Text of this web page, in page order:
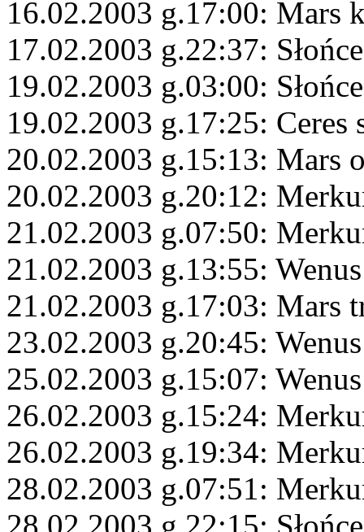
16.02.2003 g.17:00: Mars
17.02.2003 g.22:37:
19.02.2003 g.03:00:
19.02.2003 g.17:25: Ceres
20.02.2003 g.15:13: Mars
20.02.2003 g.20:12:
21.02.2003 g.07:50:
21.02.2003 g.13:55:
21.02.2003 g.17:03: Mars
23.02.2003 g.20:45:
25.02.2003 g.15:07:
26.02.2003 g.15:24:
26.02.2003 g.19:34:
28.02.2003 g.07:51:
28.02.2003 g.22:15: